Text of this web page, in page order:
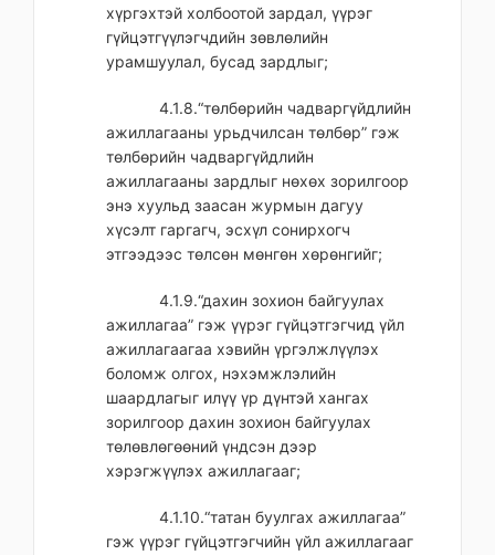
хүргэхтэй холбоотой зардал, үүрэг
гүйцэтгүүлэгчдийн зөвлөлийн
урамшуулал, бусад зардлыг;
4.1.8.“төлбөрийн чадваргүйдлийн
ажиллагааны урьдчилсан төлбөр” гэж
төлбөрийн чадваргүйдлийн
ажиллагааны зардлыг нөхөх зорилгоор
энэ хуульд заасан журмын дагуу
хүсэлт гаргагч, эсхүл сонирхогч
этгээдээс төлсөн мөнгөн хөрөнгийг;
4.1.9.“дахин зохион байгуулах
ажиллагаа” гэж үүрэг гүйцэтгэгчид үйл
ажиллагаагаа хэвийн үргэлжлүүлэх
боломж олгох, нэхэмжлэлийн
шаардлагыг илүү үр дүнтэй хангах
зорилгоор дахин зохион байгуулах
төлөвлөгөөний үндсэн дээр
хэрэгжүүлэх ажиллагааг;
4.1.10.“татан буулгах ажиллагаа”
гэж үүрэг гүйцэтгэгчийн үйл ажиллагааг